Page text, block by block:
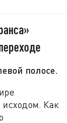
полосе.
Как